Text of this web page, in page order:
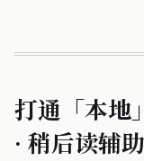
打通「本地
· 稍后读辅